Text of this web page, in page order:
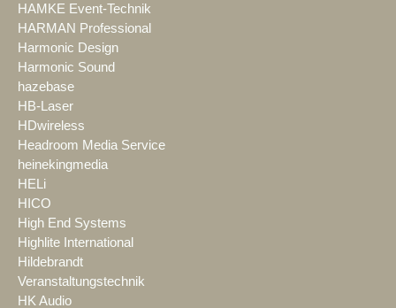
HAMKE Event-Technik
HARMAN Professional
Harmonic Design
Harmonic Sound
hazebase
HB-Laser
HDwireless
Headroom Media Service
heinekingmedia
HELi
HICO
High End Systems
Highlite International
Hildebrandt
Veranstaltungstechnik
HK Audio